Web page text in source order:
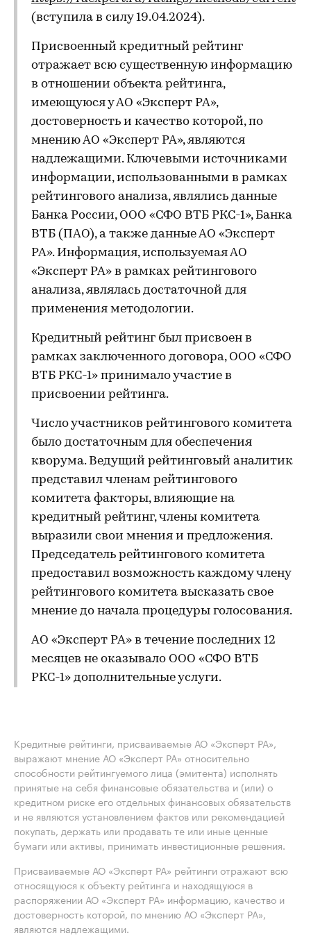
(вступила в силу 19.04.2024).
Присвоенный кредитный рейтинг
отражает всю существенную информацию
в отношении объекта рейтинга,
имеющуюся у АО «Эксперт РА»,
достоверность и качество которой, по
мнению АО «Эксперт РА», являются
надлежащими. Ключевыми источниками
информации, использованными в рамках
рейтингового анализа, являлись данные
Банка России, ООО «СФО ВТБ РКС-1», Банка
ВТБ (ПАО), а также данные АО «Эксперт
РА». Информация, используемая АО
«Эксперт РА» в рамках рейтингового
анализа, являлась достаточной для
применения методологии.
Кредитный рейтинг был присвоен в
рамках заключенного договора, ООО «СФО
ВТБ РКС-1» принимало участие в
присвоении рейтинга.
Число участников рейтингового комитета
было достаточным для обеспечения
кворума. Ведущий рейтинговый аналитик
представил членам рейтингового
комитета факторы, влияющие на
кредитный рейтинг, члены комитета
выразили свои мнения и предложения.
Председатель рейтингового комитета
предоставил возможность каждому члену
рейтингового комитета высказать свое
мнение до начала процедуры голосования.
АО «Эксперт РА» в течение последних 12
месяцев не оказывало ООО «СФО ВТБ
РКС-1» дополнительные услуги.
Кредитные рейтинги, присваиваемые АО «Эксперт РА»,
выражают мнение АО «Эксперт РА» относительно
способности рейтингуемого лица (эмитента) исполнять
принятые на себя финансовые обязательства и (или) о
кредитном риске его отдельных финансовых обязательств
и не являются установлением фактов или рекомендацией
покупать, держать или продавать те или иные ценные
бумаги или активы, принимать инвестиционные решения.
Присваиваемые АО «Эксперт РА» рейтинги отражают всю
относящуюся к объекту рейтинга и находящуюся в
распоряжении АО «Эксперт РА» информацию, качество и
достоверность которой, по мнению АО «Эксперт РА»,
являются надлежащими.